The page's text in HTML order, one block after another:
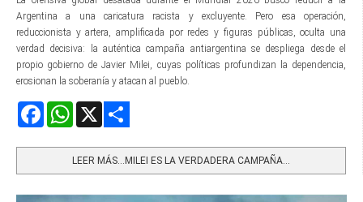
Argentina a una caricatura racista y excluyente. Pero esa operación,
reduccionista y artera, amplificada por redes y figuras públicas, oculta una
verdad decisiva: la auténtica campaña antiargentina se despliega desde el
propio gobierno de Javier Milei, cuyas políticas profundizan la dependencia,
erosionan la soberanía y atacan al pueblo.
FacebookWhatsApp
LEER MÁS…MILEI ES LA VERDADERA CAMPAÑA...